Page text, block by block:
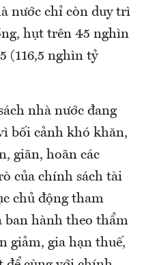
nước chỉ còn duy trì
hụt trên 45 nghìn
(116,5 nghìn tỷ
nhà nước đang
bối cảnh khó khăn,
giãn, hoãn các
của chính sách tài
chủ động tham
ban hành theo thẩm
giảm, gia hạn thuế,